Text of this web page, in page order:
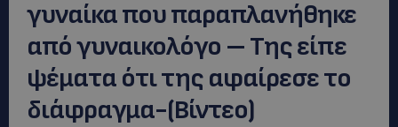
γυναίκα που παραπλανήθηκε
από γυναικολόγο – Της είπε
ψέματα ότι της αφαίρεσε το
διάφραγμα-(Βίντεο)